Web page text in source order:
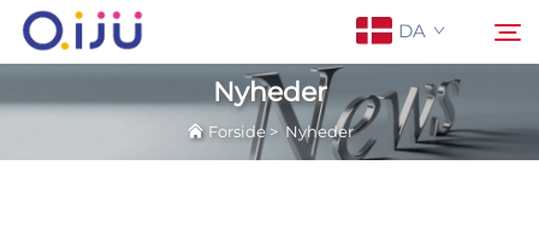
DA
Nyheder
Forside> Nyheder